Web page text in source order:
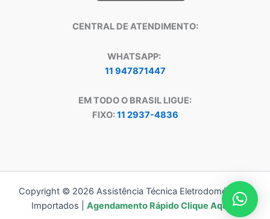
CENTRAL DE ATENDIMENTO:
WHATSAPP:
11 947871447
EM TODO O BRASIL LIGUE:
FIXO:11 2937-4836
Copyright © 2026 Assistência Técnica Eletrodomésticos
Importados | Agendamento Rápido Clique Aqui!!!